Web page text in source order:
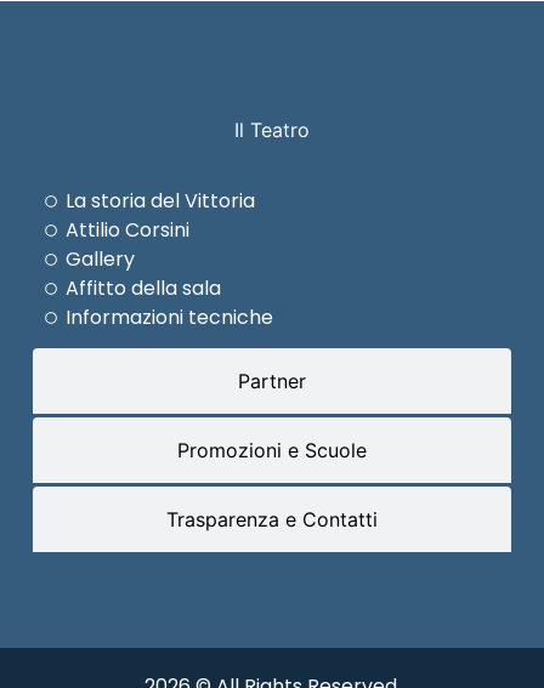
Il Teatro
Partner
Promozioni e Scuole
Trasparenza e Contatti
La storia del Vittoria
Attilio Corsini
Gallery
Affitto della sala
Informazioni tecniche